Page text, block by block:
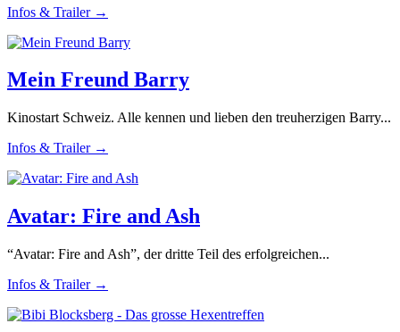
Infos & Trailer →
Mein Freund Barry
Kinostart Schweiz. Alle kennen und lieben den treuherzigen Barry...
Infos & Trailer →
Avatar: Fire and Ash
“Avatar: Fire and Ash”, der dritte Teil des erfolgreichen...
Infos & Trailer →